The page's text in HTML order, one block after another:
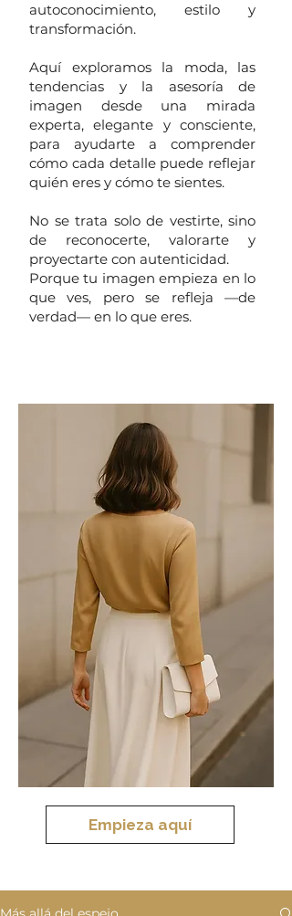
autoconocimiento, estilo y
transformación.
Aquí exploramos la moda, las
tendencias y la asesoría de
imagen desde una mirada
experta, elegante y consciente,
para ayudarte a comprender
cómo cada detalle puede reflejar
quién eres y cómo te sientes.
No se trata solo de vestirte, sino
de reconocerte, valorarte y
proyectarte con autenticidad.
Porque tu imagen empieza en lo
que ves, pero se refleja —de
verdad— en lo que eres.
Empieza aquí